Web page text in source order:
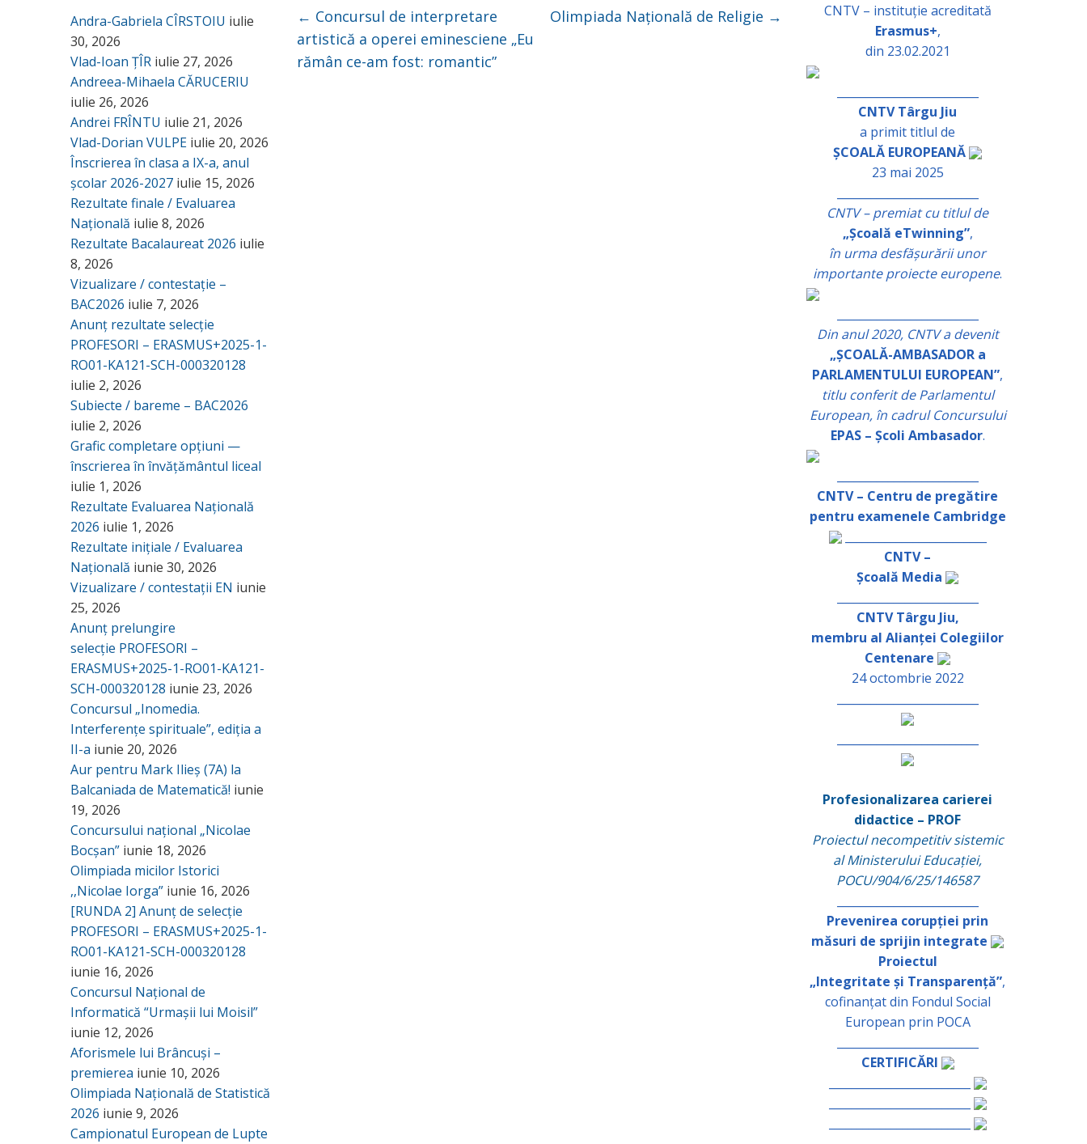
Andra-Gabriela CÎRSTOIU iulie
30, 2026
Vlad-Ioan ȚÎR iulie 27, 2026
Andreea-Mihaela CĂRUCERIU
iulie 26, 2026
Andrei FRÎNTU iulie 21, 2026
Vlad-Dorian VULPE iulie 20, 2026
Înscrierea în clasa a IX-a, anul
școlar 2026-2027 iulie 15, 2026
Rezultate finale / Evaluarea
Națională iulie 8, 2026
Rezultate Bacalaureat 2026 iulie
8, 2026
Vizualizare / contestație –
BAC2026 iulie 7, 2026
Anunț rezultate selecție
PROFESORI – ERASMUS+2025-1-
RO01-KA121-SCH-000320128
iulie 2, 2026
Subiecte / bareme – BAC2026
iulie 2, 2026
Grafic completare opțiuni —
înscrierea în învățământul liceal
iulie 1, 2026
Rezultate Evaluarea Națională
2026 iulie 1, 2026
Rezultate inițiale / Evaluarea
Națională iunie 30, 2026
Vizualizare / contestații EN iunie
25, 2026
Anunț prelungire
selecție PROFESORI –
ERASMUS+2025-1-RO01-KA121-
SCH-000320128 iunie 23, 2026
Concursul „Inomedia.
Interferențe spirituale”, ediția a
II-a iunie 20, 2026
Aur pentru Mark Ilieș (7A) la
Balcaniada de Matematică! iunie
19, 2026
Concursului național „Nicolae
Bocșan” iunie 18, 2026
Olimpiada micilor Istorici
,,Nicolae Iorga” iunie 16, 2026
[RUNDA 2] Anunț de selecție
PROFESORI – ERASMUS+2025-1-
RO01-KA121-SCH-000320128
iunie 16, 2026
Concursul Național de
Informatică “Urmașii lui Moisil”
iunie 12, 2026
Aforismele lui Brâncuși –
premierea iunie 10, 2026
Olimpiada Națională de Statistică
2026 iunie 9, 2026
Campionatul European de Lupte
← Concursul de interpretare
artistică a operei eminesciene „Eu
rămân ce-am fost: romantic”
Olimpiada Națională de Religie →
CNTV – instituție acreditată
Erasmus+,
din 23.02.2021
CNTV Târgu Jiu
a primit titlul de
ȘCOALĂ EUROPEANĂ
23 mai 2025
CNTV – premiat cu titlul de
„Școală eTwinning”,
în urma desfășurării unor
importante proiecte europene.
Din anul 2020, CNTV a devenit
„ȘCOALĂ-AMBASADOR a
PARLAMENTULUI EUROPEAN”,
titlu conferit de Parlamentul
European, în cadrul Concursului
EPAS – Școli Ambasador.
CNTV – Centru de pregătire
pentru examenele Cambridge
_________________________
CNTV –
Școală Media
CNTV Târgu Jiu,
membru al Alianței Colegiilor
Centenare
24 octombrie 2022
Profesionalizarea carierei
didactice – PROF
Proiectul necompetitiv sistemic
al Ministerului Educației,
POCU/904/6/25/146587
Prevenirea corupției prin
măsuri de sprijin integrate
Proiectul
„Integritate și Transparență”,
cofinanțat din Fondul Social
European prin POCA
CERTIFICĂRI